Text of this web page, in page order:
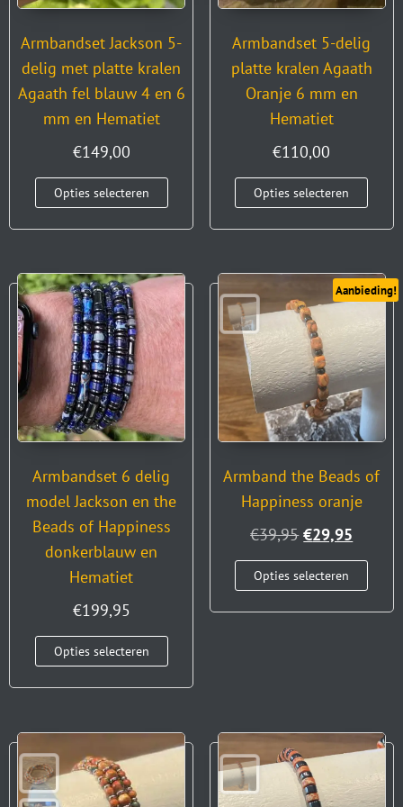
Armbandset Jackson 5-
delig met platte kralen
Agaath fel blauw 4 en 6
mm en Hematiet
€149,00
Opties selecteren
Armbandset 5-delig
platte kralen Agaath
Oranje 6 mm en
Hematiet
€110,00
Opties selecteren
Armbandset 6 delig
model Jackson en the
Beads of Happiness
donkerblauw en
Hematiet
€199,95
Opties selecteren
Aanbieding!
Armband the Beads of
Happiness oranje
€39,95 €29,95
Opties selecteren